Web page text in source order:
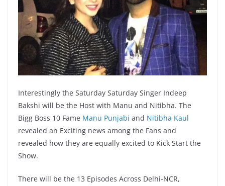
Interestingly the Saturday Saturday Singer Indeep
Bakshi will be the Host with Manu and Nitibha. The
Bigg Boss 10 Fame Manu Punjabi and Nitibha Kaul
revealed an Exciting news among the Fans and
revealed how they are equally excited to Kick Start the
Show.
There will be the 13 Episodes Across Delhi-NCR,